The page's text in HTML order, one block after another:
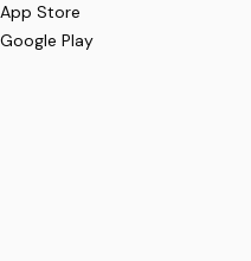
App Store
Google Play